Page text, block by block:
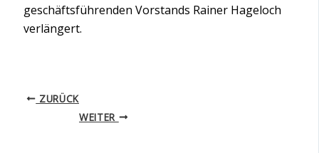
geschäftsführenden Vorstands Rainer Hageloch
verlängert.
ZURÜCK
WEITER